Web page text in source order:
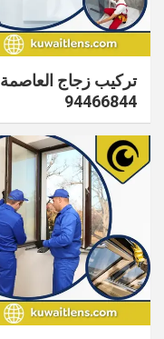
تركيب زجاج
94466844